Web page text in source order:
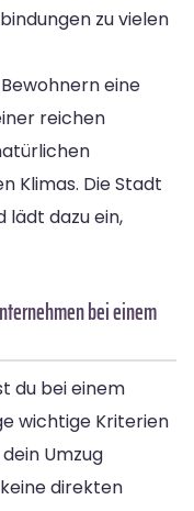
zu vielen
eine
reichen
Klimas. Die Stadt
lädt dazu ein,
bei einem
du bei einem
wichtige Kriterien
Umzug
direkten